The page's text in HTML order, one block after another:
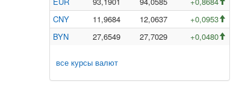
CNY
11,9684 12,0637
+0,0953
BYN
27,6549 27,7029 +0,0480
все курсы валют